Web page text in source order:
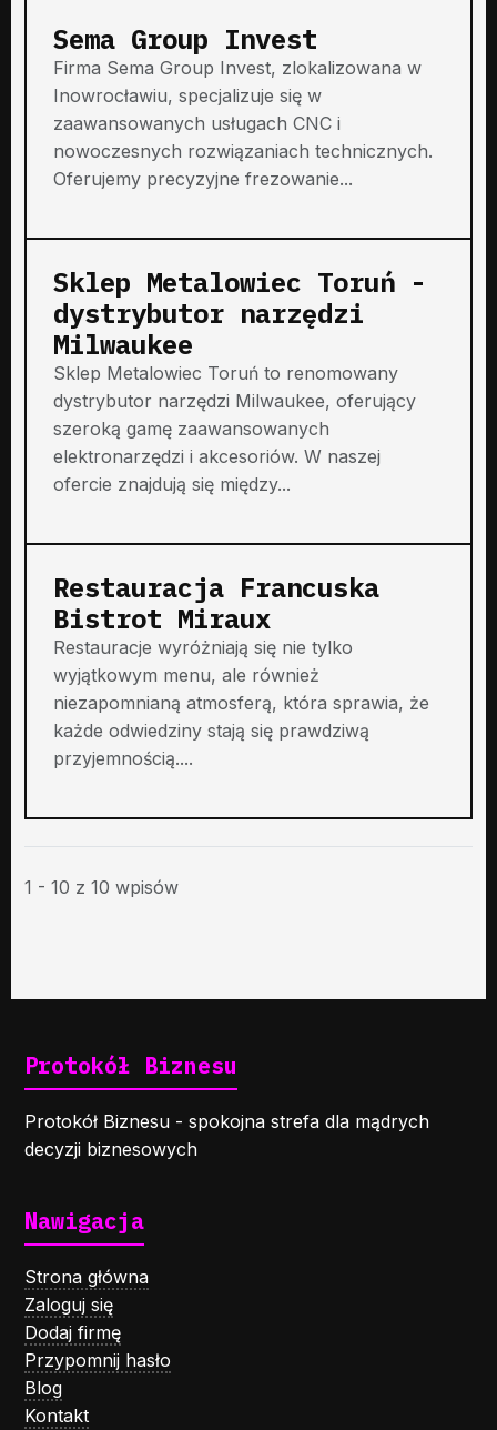
Sema Group Invest
Firma Sema Group Invest, zlokalizowana w
Inowrocławiu, specjalizuje się w
zaawansowanych usługach CNC i
nowoczesnych rozwiązaniach technicznych.
Oferujemy precyzyjne frezowanie...
Sklep Metalowiec Toruń -
dystrybutor narzędzi
Milwaukee
Sklep Metalowiec Toruń to renomowany
dystrybutor narzędzi Milwaukee, oferujący
szeroką gamę zaawansowanych
elektronarzędzi i akcesoriów. W naszej
ofercie znajdują się między...
Restauracja Francuska
Bistrot Miraux
Restauracje wyróżniają się nie tylko
wyjątkowym menu, ale również
niezapomnianą atmosferą, która sprawia, że
każde odwiedziny stają się prawdziwą
przyjemnością....
1 - 10 z 10 wpisów
Protokół Biznesu
Protokół Biznesu - spokojna strefa dla mądrych
decyzji biznesowych
Nawigacja
Strona główna
Zaloguj się
Dodaj firmę
Przypomnij hasło
Blog
Kontakt